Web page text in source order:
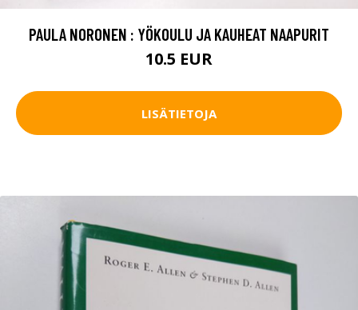
PAULA NORONEN : YÖKOULU JA KAUHEAT NAAPURIT
10.5 EUR
LISÄTIETOJA